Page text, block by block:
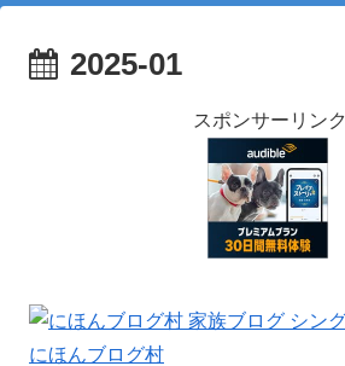
2025-01
スポンサーリンク
にほんブログ村